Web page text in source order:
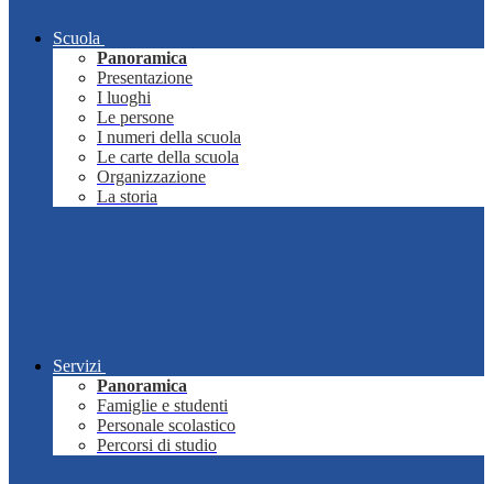
Scuola
Panoramica
Presentazione
I luoghi
Le persone
I numeri della scuola
Le carte della scuola
Organizzazione
La storia
Servizi
Panoramica
Famiglie e studenti
Personale scolastico
Percorsi di studio